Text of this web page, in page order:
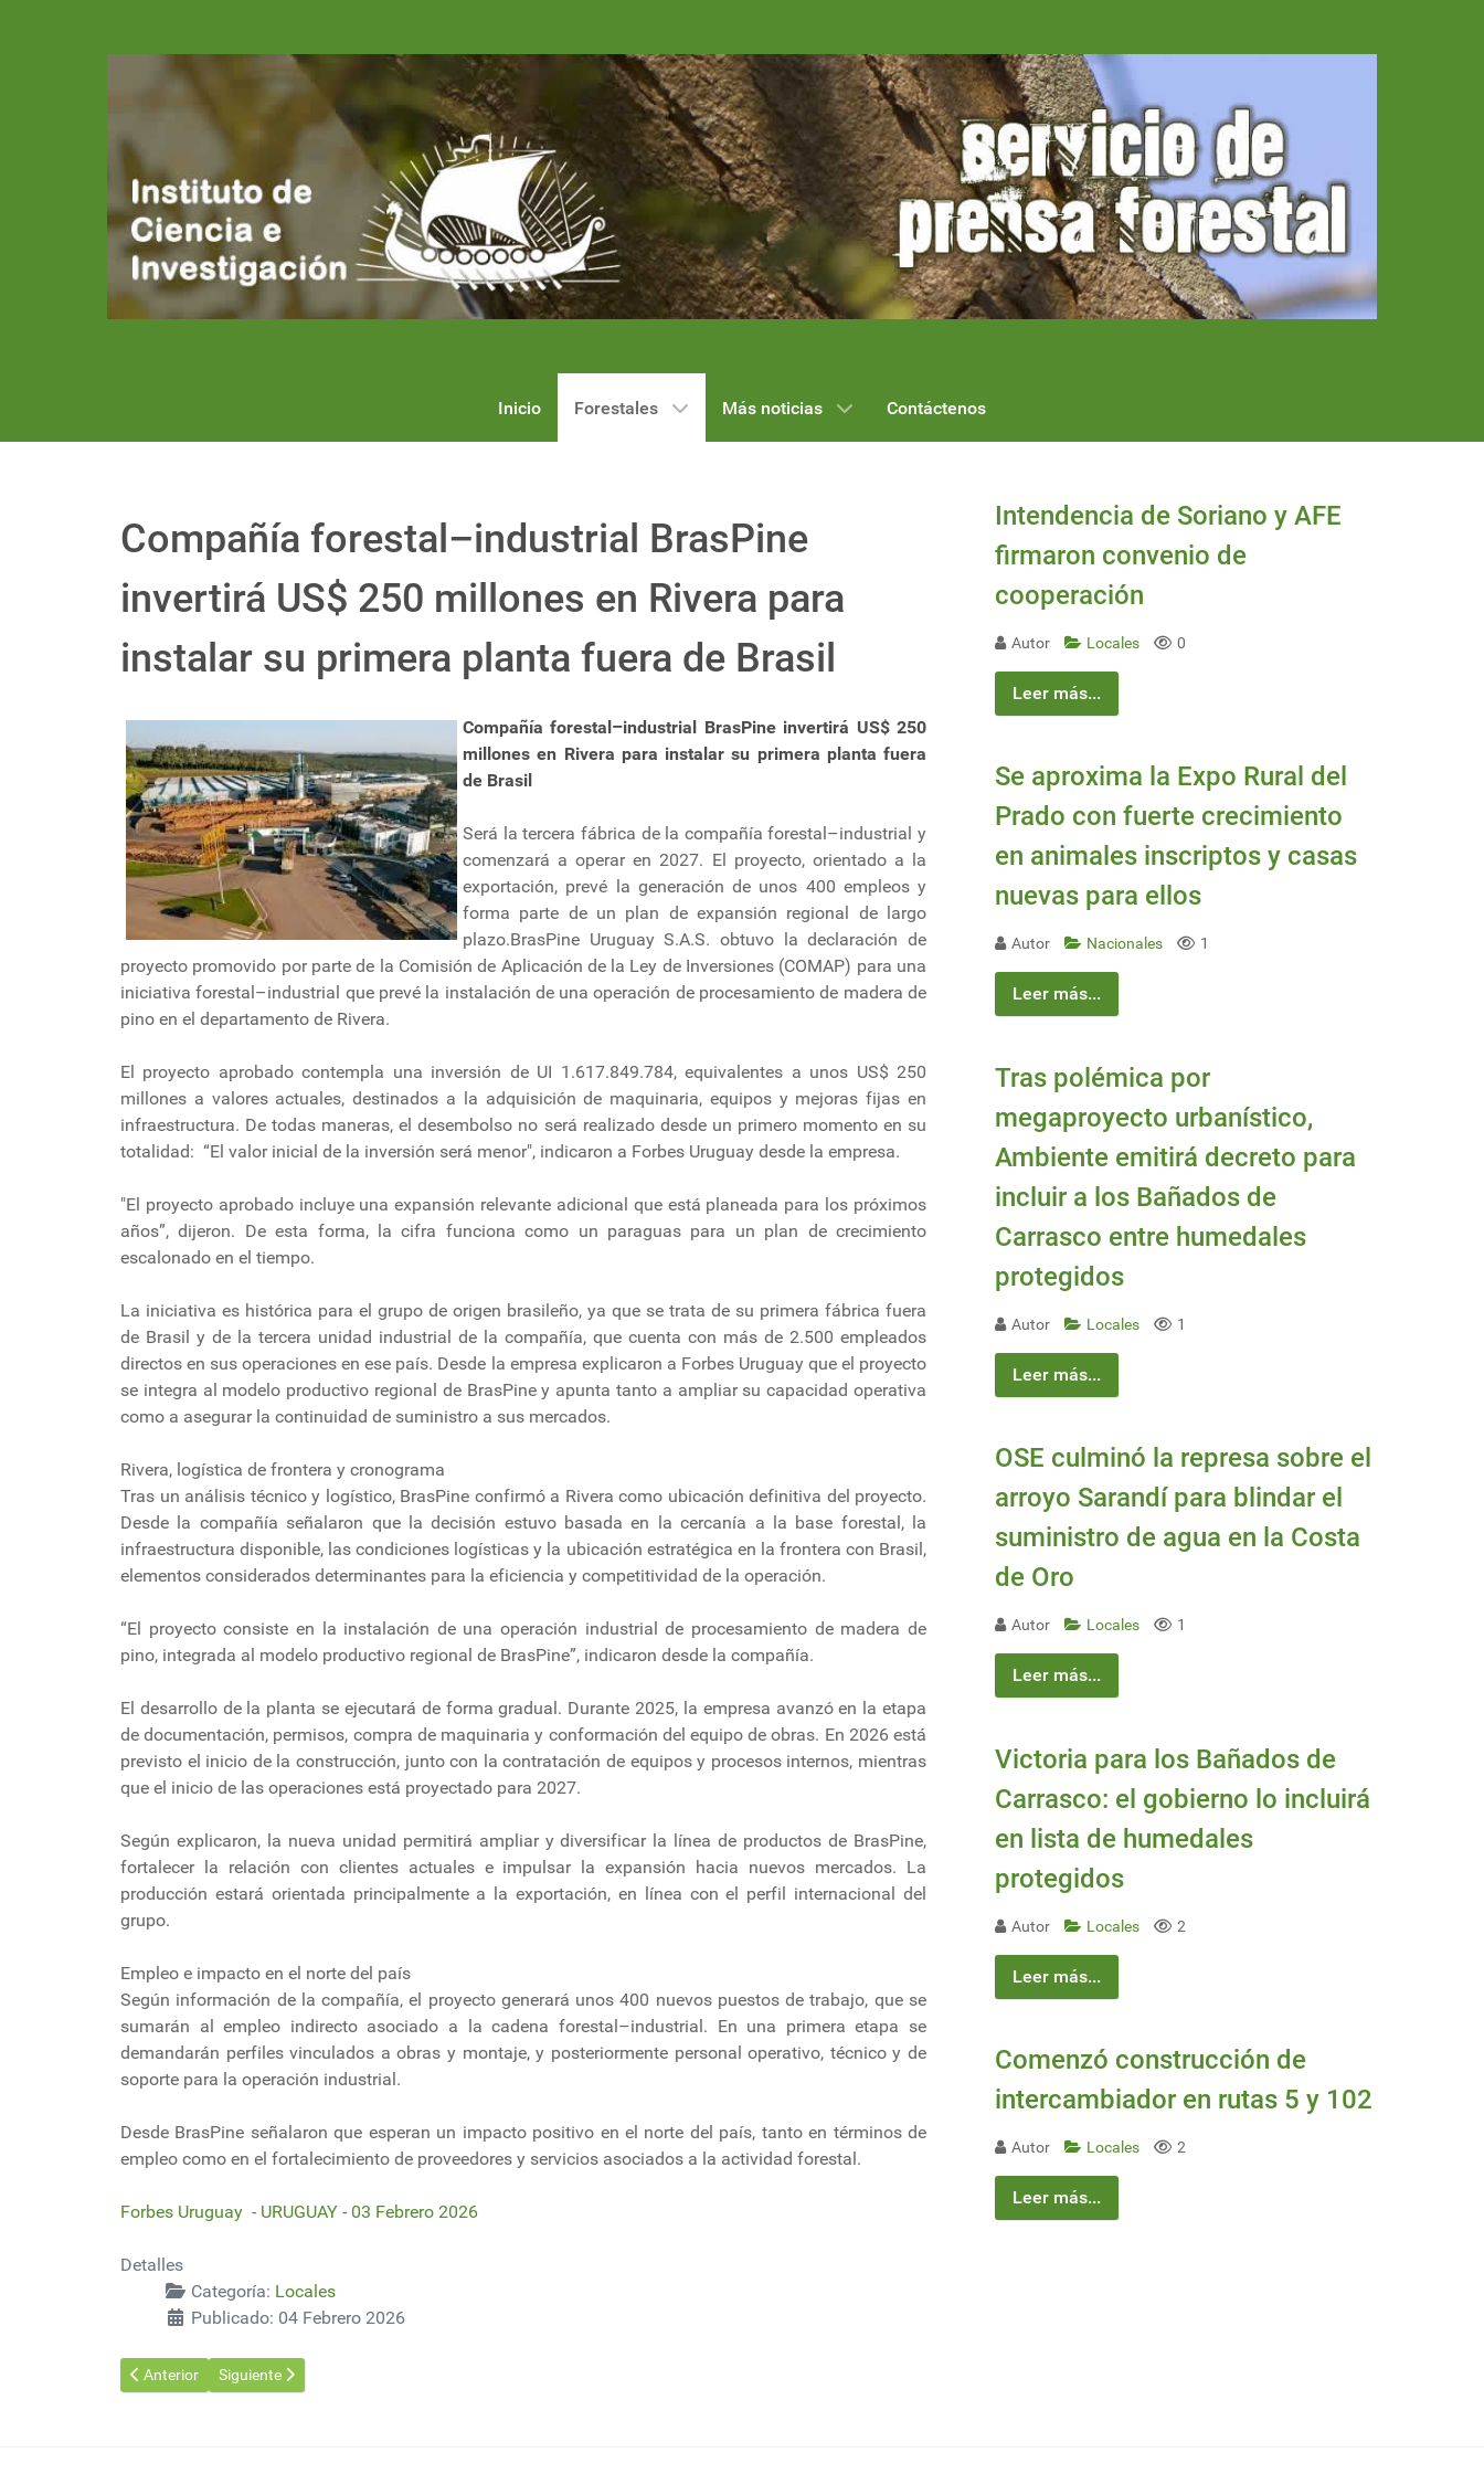
Inicio Forestales Más noticias Contáctenos
Compañía forestal–industrial BrasPine
invertirá US$ 250 millones en Rivera para
instalar su primera planta fuera de Brasil
Compañía forestal–industrial BrasPine invertirá US$ 250
millones en Rivera para instalar su primera planta fuera
de Brasil
Será la tercera fábrica de la compañía forestal–industrial y
comenzará a operar en 2027. El proyecto, orientado a la
exportación, prevé la generación de unos 400 empleos y
forma parte de un plan de expansión regional de largo
plazo.BrasPine Uruguay S.A.S. obtuvo la declaración de
proyecto promovido por parte de la Comisión de Aplicación de la Ley de Inversiones (COMAP) para una
iniciativa forestal–industrial que prevé la instalación de una operación de procesamiento de madera de
pino en el departamento de Rivera.
El proyecto aprobado contempla una inversión de UI 1.617.849.784, equivalentes a unos US$ 250
millones a valores actuales, destinados a la adquisición de maquinaria, equipos y mejoras fijas en
infraestructura. De todas maneras, el desembolso no será realizado desde un primero momento en su
totalidad: “El valor inicial de la inversión será menor", indicaron a Forbes Uruguay desde la empresa.
"El proyecto aprobado incluye una expansión relevante adicional que está planeada para los próximos
años”, dijeron. De esta forma, la cifra funciona como un paraguas para un plan de crecimiento
escalonado en el tiempo.
La iniciativa es histórica para el grupo de origen brasileño, ya que se trata de su primera fábrica fuera
de Brasil y de la tercera unidad industrial de la compañía, que cuenta con más de 2.500 empleados
directos en sus operaciones en ese país. Desde la empresa explicaron a Forbes Uruguay que el proyecto
se integra al modelo productivo regional de BrasPine y apunta tanto a ampliar su capacidad operativa
como a asegurar la continuidad de suministro a sus mercados.
Rivera, logística de frontera y cronograma
Tras un análisis técnico y logístico, BrasPine confirmó a Rivera como ubicación definitiva del proyecto.
Desde la compañía señalaron que la decisión estuvo basada en la cercanía a la base forestal, la
infraestructura disponible, las condiciones logísticas y la ubicación estratégica en la frontera con Brasil,
elementos considerados determinantes para la eficiencia y competitividad de la operación.
“El proyecto consiste en la instalación de una operación industrial de procesamiento de madera de
pino, integrada al modelo productivo regional de BrasPine”, indicaron desde la compañía.
El desarrollo de la planta se ejecutará de forma gradual. Durante 2025, la empresa avanzó en la etapa
de documentación, permisos, compra de maquinaria y conformación del equipo de obras. En 2026 está
previsto el inicio de la construcción, junto con la contratación de equipos y procesos internos, mientras
que el inicio de las operaciones está proyectado para 2027.
Según explicaron, la nueva unidad permitirá ampliar y diversificar la línea de productos de BrasPine,
fortalecer la relación con clientes actuales e impulsar la expansión hacia nuevos mercados. La
producción estará orientada principalmente a la exportación, en línea con el perfil internacional del
grupo.
Empleo e impacto en el norte del país
Según información de la compañía, el proyecto generará unos 400 nuevos puestos de trabajo, que se
sumarán al empleo indirecto asociado a la cadena forestal–industrial. En una primera etapa se
demandarán perfiles vinculados a obras y montaje, y posteriormente personal operativo, técnico y de
soporte para la operación industrial.
Desde BrasPine señalaron que esperan un impacto positivo en el norte del país, tanto en términos de
empleo como en el fortalecimiento de proveedores y servicios asociados a la actividad forestal.
Forbes Uruguay - URUGUAY - 03 Febrero 2026
Detalles
Categoría: Locales
Publicado: 04 Febrero 2026
Artículo anterior: Extensión de tareas de limpieza programadas en UPM Fray Bentos
Anterior Artículo siguiente: Intendencia de Maldonado colabora para sofocar incendio en Cerro Azules
Siguiente
Intendencia de Soriano y AFE
firmaron convenio de
cooperación
Autor Locales 0
Leer más...
Se aproxima la Expo Rural del
Prado con fuerte crecimiento
en animales inscriptos y casas
nuevas para ellos
Autor Nacionales 1
Leer más...
Tras polémica por
megaproyecto urbanístico,
Ambiente emitirá decreto para
incluir a los Bañados de
Carrasco entre humedales
protegidos
Autor Locales 1
Leer más...
OSE culminó la represa sobre el
arroyo Sarandí para blindar el
suministro de agua en la Costa
de Oro
Autor Locales 1
Leer más...
Victoria para los Bañados de
Carrasco: el gobierno lo incluirá
en lista de humedales
protegidos
Autor Locales 2
Leer más...
Comenzó construcción de
intercambiador en rutas 5 y 102
Autor Locales 2
Leer más...